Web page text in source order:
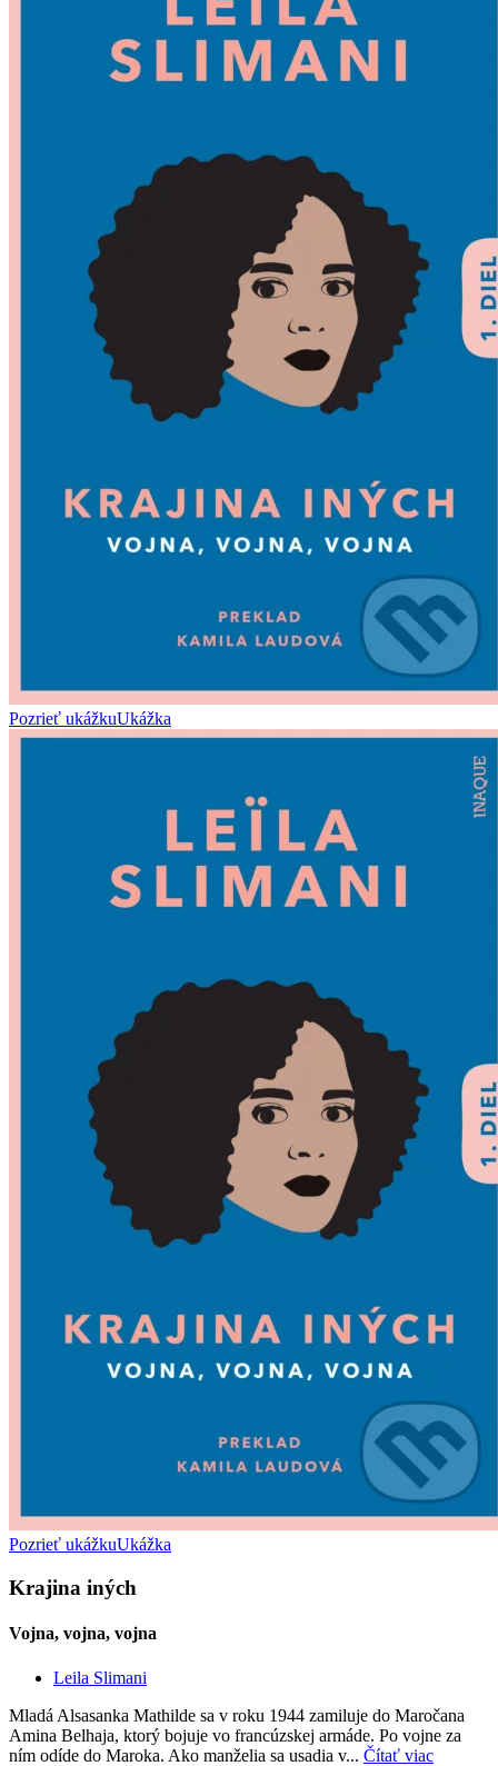
Pozrieť ukážkuUkážka
Pozrieť ukážkuUkážka
Krajina iných
Vojna, vojna, vojna
Leila Slimani
Mladá Alsasanka Mathilde sa v roku 1944 zamiluje do Maročana
Amina Belhaja, ktorý bojuje vo francúzskej armáde. Po vojne za
ním odíde do Maroka. Ako manželia sa usadia v... Čítať viac